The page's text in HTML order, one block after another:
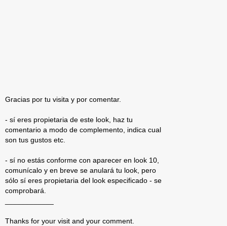
Gracias por tu visita y por comentar.
- sí eres propietaria de este look, haz tu
comentario a modo de complemento, indica cual
son tus gustos etc.
- sí no estás conforme con aparecer en look 10,
comunícalo y en breve se anulará tu look, pero
sólo sí eres propietaria del look especificado - se
comprobará.
Thanks for your visit and your comment.